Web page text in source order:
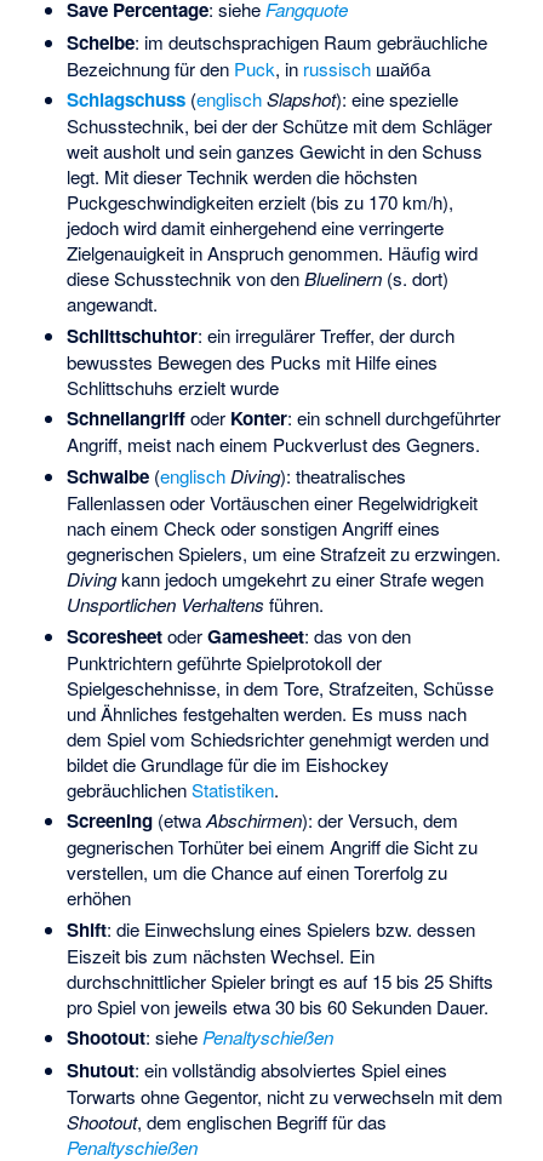
Save Percentage: sieheFangquote
Scheibe: im deutschsprachigen Raum gebräuchliche
Bezeichnung für den Puck, in russisch шайба
Schlagschuss(englisch Slapshot): eine spezielle
Schusstechnik, bei der der Schütze mit dem Schläger
weit ausholt und sein ganzes Gewicht in den Schuss
legt. Mit dieser Technik werden die höchsten
Puckgeschwindigkeiten erzielt (bis zu 170 km/h),
jedoch wird damit einhergehend eine verringerte
Zielgenauigkeit in Anspruch genommen. Häufig wird
diese Schusstechnik von denBluelinern(s. dort)
angewandt.
Schlittschuhtor: ein irregulärer Treffer, der durch
bewusstes Bewegen des Pucks mit Hilfe eines
Schlittschuhs erzielt wurde
Schnellangriffoder Konter: ein schnell durchgeführter
Angriff, meist nach einem Puckverlust des Gegners.
Schwalbe(englisch Diving): theatralisches
Fallenlassen oder Vortäuschen einer Regelwidrigkeit
nach einem Check oder sonstigen Angriff eines
gegnerischen Spielers, um eine Strafzeit zu erzwingen.
Divingkann jedoch umgekehrt zu einer Strafe wegen
Unsportlichen Verhaltens führen.
ScoresheetoderGamesheet: das von den
Punktrichtern geführte Spielprotokoll der
Spielgeschehnisse, in dem Tore, Strafzeiten, Schüsse
und Ähnliches festgehalten werden. Es muss nach
dem Spiel vom Schiedsrichter genehmigt werden und
bildet die Grundlage für die im Eishockey
gebräuchlichenStatistiken.
Screening(etwaAbschirmen): der Versuch, dem
gegnerischen Torhüter bei einem Angriff die Sicht zu
verstellen, um die Chance auf einen Torerfolg zu
erhöhen
Shift: die Einwechslung eines Spielers bzw. dessen
Eiszeit bis zum nächsten Wechsel. Ein
durchschnittlicher Spieler bringt es auf 15 bis 25 Shifts
pro Spiel von jeweils etwa 30 bis 60 Sekunden Dauer.
Shootout: siehePenaltyschießen
Shutout: ein vollständig absolviertes Spiel eines
Torwarts ohne Gegentor, nicht zu verwechseln mit dem
Shootout, dem englischen Begriff für das
Penaltyschießen